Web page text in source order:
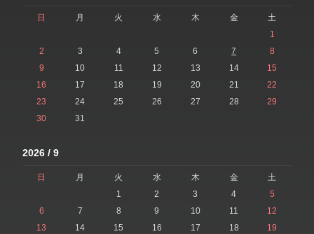
日 月 火 水 木 金
土
1
2
3 4 5 6 7
8
9
10 11 12 13 14
15
16
17 18 19 20 21
22
23
24 25 26 27 28
29
30
31
2026 / 9
日 月 火 水 木 金
土
1
2 3 4
5
6
7 8 9 10 11
12
13
14 15 16 17 18 19